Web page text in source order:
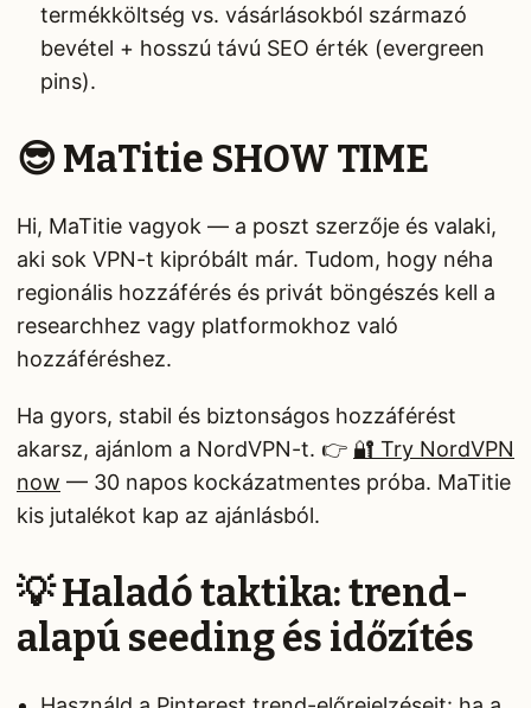
termékköltség vs. vásárlásokból származó
bevétel + hosszú távú SEO érték (evergreen
pins).
😎 MaTitie SHOW TIME
Hi, MaTitie vagyok — a poszt szerzője és valaki,
aki sok VPN-t kipróbált már. Tudom, hogy néha
regionális hozzáférés és privát böngészés kell a
researchhez vagy platformokhoz való
hozzáféréshez.
Ha gyors, stabil és biztonságos hozzáférést
akarsz, ajánlom a NordVPN-t. 👉 🔐 Try NordVPN
now — 30 napos kockázatmentes próba. MaTitie
kis jutalékot kap az ajánlásból.
💡 Haladó taktika: trend-
alapú seeding és időzítés